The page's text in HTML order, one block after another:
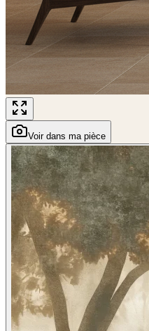
Voir dans ma pièce